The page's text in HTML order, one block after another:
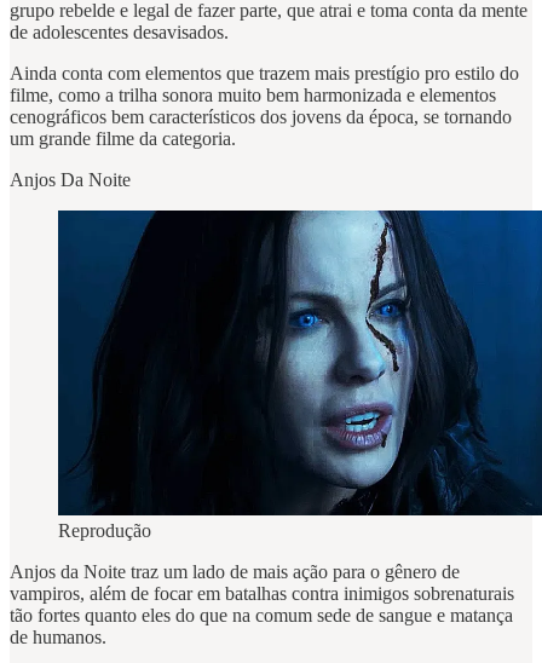
grupo rebelde e legal de fazer parte, que atrai e toma conta da mente
de adolescentes desavisados.
Ainda conta com elementos que trazem mais prestígio pro estilo do
filme, como a trilha sonora muito bem harmonizada e elementos
cenográficos bem característicos dos jovens da época, se tornando
um grande filme da categoria.
Anjos Da Noite
Reprodução
Anjos da Noite traz um lado de mais ação para o gênero de
vampiros, além de focar em batalhas contra inimigos sobrenaturais
tão fortes quanto eles do que na comum sede de sangue e matança
de humanos.